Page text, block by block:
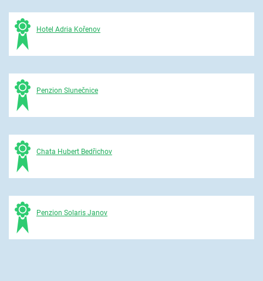
Hotel Adria Kořenov
Penzion Slunečnice
Chata Hubert Bedřichov
Penzion Solaris Janov